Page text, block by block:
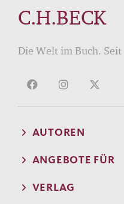
C.H.BECK
Die Welt im Buch. Seit
AUTOREN
ANGEBOTE FÜR
VERLAG